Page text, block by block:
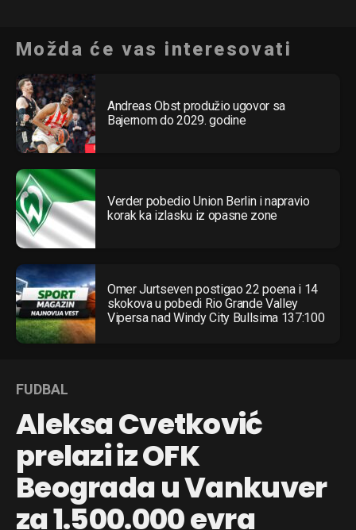
Možda će vas interesovati
Andreas Obst produžio ugovor sa
Bajernom do 2029. godine
Verder pobedio Union Berlin i napravio
korak ka izlasku iz opasne zone
Omer Jurtseven postigao 22 poena i 14
skokova u pobedi Rio Grande Valley
Vipersa nad Windy City Bullsima 137:100
FUDBAL
Aleksa Cvetković
prelazi iz OFK
Beograda u Vankuver
za 1.500.000 evra